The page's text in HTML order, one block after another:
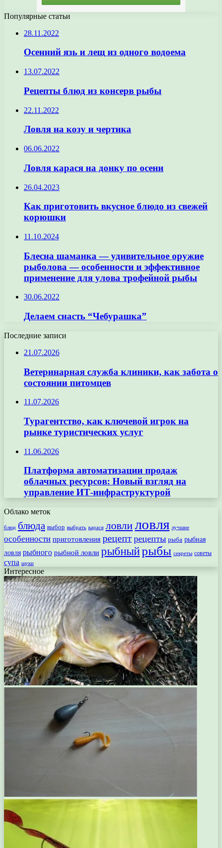
Популярные статьи
28.11.2022
Осенний язь и лещ из одного водоема
13.07.2022
Рецепты блюд из консерв рыбы
22.11.2022
Ловля на козу и чертика
06.06.2022
Ловля карася на донку по осени
26.04.2023
Как приготовить вкусное блюдо из свежей
корюшки
11.10.2024
Блесна шаманка — удивительное оружие
рыболова — особенности и эффективное
применение для улова трофейной рыбы
30.06.2022
Делаем снасть “Чебурашка”
Последние записи
21.07.2026
Ветеринарная служба клиники, как забота о
состоянии питомцев
11.07.2026
Турагентство, как ключевой игрок на
рынке туристических услуг
11.06.2026
Платформа автоматизации продаж
облачных ресурсов: Новый взгляд на
управление ИТ-инфраструктурой
Облако меток
блюд блюда выбор выбрать карася ловлиловля лучшие
особенности приготовления рецепт рецепты рыба рыбная
ловля рыбного рыбной ловли рыбныйрыбы секреты советы
супа щуки
Интересное